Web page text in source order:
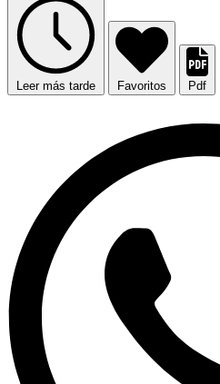
Leer más tarde Favoritos Pdf